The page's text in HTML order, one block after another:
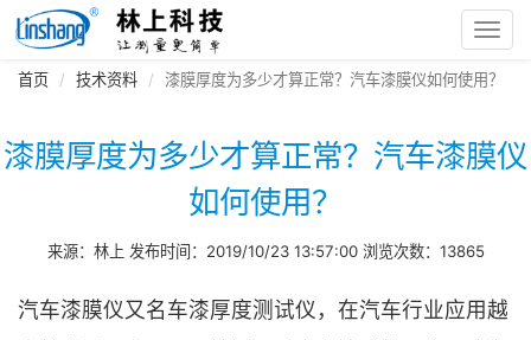
首页 技术资料 漆膜厚度为多少才算正常？汽车漆膜仪如何使用？
漆膜厚度为多少才算正常？汽车漆膜仪
如何使用？
来源：林上 发布时间：2019/10/23 13:57:00 浏览次数：13865
汽车漆膜仪又名车漆厚度测试仪，在汽车行业应用越